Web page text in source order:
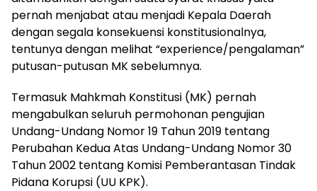
pernah menjabat atau menjadi Kepala Daerah
dengan segala konsekuensi konstitusionalnya,
tentunya dengan melihat “experience/pengalaman”
putusan-putusan MK sebelumnya.
Termasuk Mahkmah Konstitusi (MK) pernah
mengabulkan seluruh permohonan pengujian
Undang-Undang Nomor 19 Tahun 2019 tentang
Perubahan Kedua Atas Undang-Undang Nomor 30
Tahun 2002 tentang Komisi Pemberantasan Tindak
Pidana Korupsi (UU KPK).